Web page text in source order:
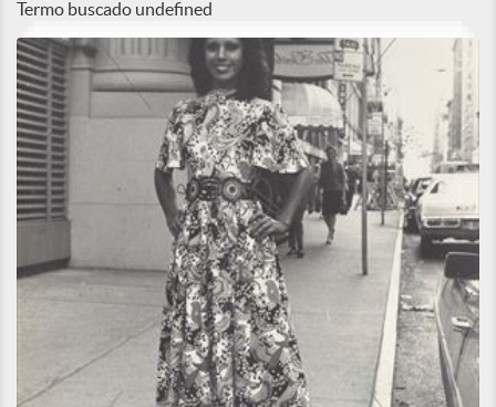
Termo buscado undefined